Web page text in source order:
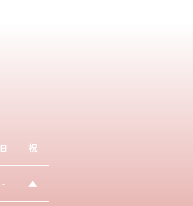
日 祝
- ▲